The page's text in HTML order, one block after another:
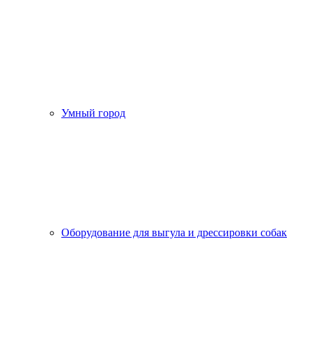
Умный город
Оборудование для выгула и дрессировки собак